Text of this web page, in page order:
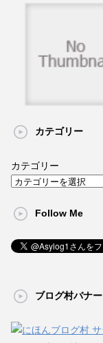
カテゴリー
カテゴリー
Follow Me
ブログ村バナー